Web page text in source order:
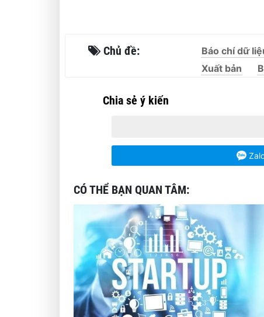
Chủ đề: Báo chí dữ
Xuất bản
Chia sẻ ý kiến
CÓ THỂ BẠN QUAN TÂM: